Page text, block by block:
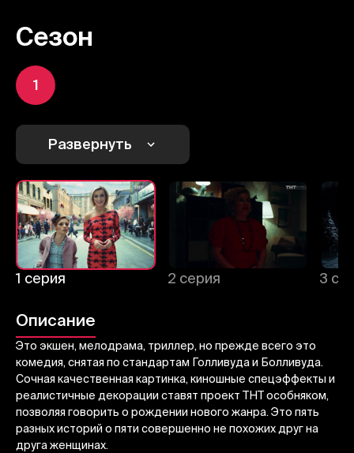
Сезон
1
Развернуть
1 серия 2 серия 3
Описание
Это экшен, мелодрама, триллер, но прежде всего это
комедия, снятая по стандартам Голливуда и Болливуда.
Сочная качественная картинка, киношные спецэффекты и
реалистичные декорации ставят проект ТНТ особняком,
позволяя говорить о рождении нового жанра. Это пять
разных историй о пяти совершенно не похожих друг на
друга женщинах.
1
Отправить
Отменить